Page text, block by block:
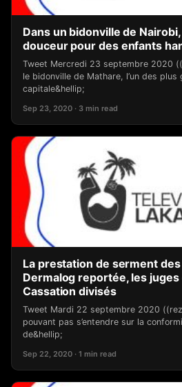
Dans un bidonville de
douceur pour des enfants
Tweet Mercredi 23 septembre 2020
le bidonville de Mathare, l’un des plus
capitale&hellip;
Sep 23, 2020 · 3 min read
La prestation de serment
Dermalog reportée, les juges
Cassation divisés
Tweet Mardi 22 septembre 2020
pouvant pas s’entendre sur la
de&hellip;
Sep 22, 2020 · 1 min read